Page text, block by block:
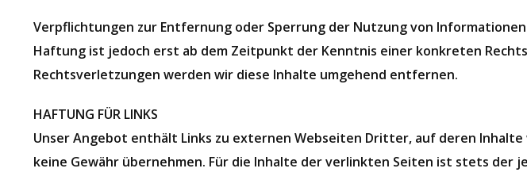
Verpflichtungen zur Entfernung oder Sperrung der Nutzung von
Haftung ist jedoch erst ab dem Zeitpunkt der Kenntnis einer konkreten
Rechtsverletzungen werden wir diese Inhalte umgehend entfernen.
HAFTUNG FÜR LINKS
Unser Angebot enthält Links zu externen Webseiten Dritter, auf deren
keine Gewähr übernehmen. Für die Inhalte der verlinkten Seiten ist stets